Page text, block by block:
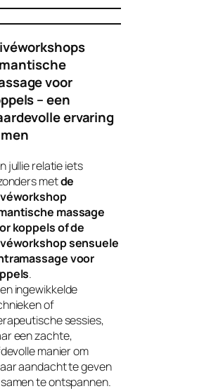
voor
– een
ervaring
jullie relatie iets
metde
massage
koppels of de
sensuele
voor
.
ingewikkelde
of
sessies,
een zachte,
manier om
aandacht te geven
te ontspannen.